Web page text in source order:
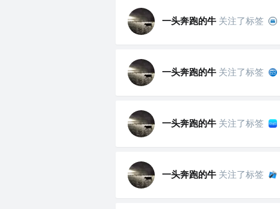
一头奔跑的牛 关注了标签
一头奔跑的牛 关注了标签
一头奔跑的牛 关注了标签
一头奔跑的牛 关注了标签